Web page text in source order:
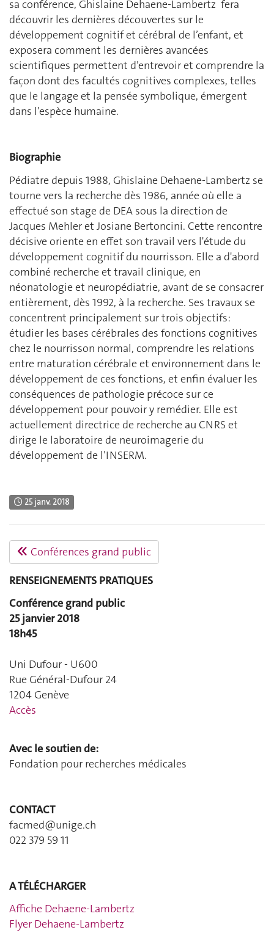
sa conférence, Ghislaine Dehaene-Lambertz fera
découvrir les dernières découvertes sur le
développement cognitif et cérébral de l’enfant, et
exposera comment les dernières avancées
scientifiques permettent d’entrevoir et comprendre la
façon dont des facultés cognitives complexes, telles
que le langage et la pensée symbolique, émergent
dans l’espèce humaine.
Biographie
Pédiatre depuis 1988, Ghislaine Dehaene-Lambertz se
tourne vers la recherche dès 1986, année où elle a
effectué son stage de DEA sous la direction de
Jacques Mehler et Josiane Bertoncini. Cette rencontre
décisive oriente en effet son travail vers l'étude du
développement cognitif du nourrisson. Elle a d'abord
combiné recherche et travail clinique, en
néonatologie et neuropédiatrie, avant de se consacrer
entièrement, dès 1992, à la recherche. Ses travaux se
concentrent principalement sur trois objectifs:
étudier les bases cérébrales des fonctions cognitives
chez le nourrisson normal, comprendre les relations
entre maturation cérébrale et environnement dans le
développement de ces fonctions, et enfin évaluer les
conséquences de pathologie précoce sur ce
développement pour pouvoir y remédier. Elle est
actuellement directrice de recherche au CNRS et
dirige le laboratoire de neuroimagerie du
développement de l’INSERM.
25 janv. 2018
Conférences grand public
RENSEIGNEMENTS PRATIQUES
Conférence grand public
25 janvier 2018
18h45
Uni Dufour - U600
Rue Général-Dufour 24
1204 Genève
Accès
Avec le soutien de:
Fondation pour recherches médicales
CONTACT
facmed@unige.ch
022 379 59 11
A TÉLÉCHARGER
Affiche Dehaene-Lambertz
Flyer Dehaene-Lambertz